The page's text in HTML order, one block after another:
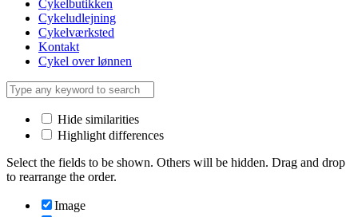
Cykelbutikken
Cykeludlejning
Cykelværksted
Kontakt
Cykel over lønnen
Hide similarities
Highlight differences
Select the fields to be shown. Others will be hidden. Drag and drop
to rearrange the order.
Image